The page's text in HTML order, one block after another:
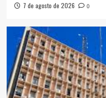
7 de agosto de 2026 0